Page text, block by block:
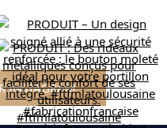
INSTAGRAM